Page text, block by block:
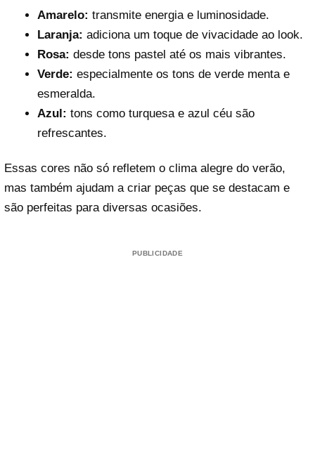
Amarelo: transmite energia e luminosidade.
Laranja: adiciona um toque de vivacidade ao look.
Rosa: desde tons pastel até os mais vibrantes.
Verde: especialmente os tons de verde menta e
esmeralda.
Azul: tons como turquesa e azul céu são
refrescantes.
Essas cores não só refletem o clima alegre do verão,
mas também ajudam a criar peças que se destacam e
são perfeitas para diversas ocasiões.
PUBLICIDADE